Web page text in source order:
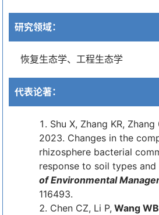
研究领域：
恢复生态学、工程生态学
代表论著：
Shu X, Zhang KR, Zhang
2023. Changes in the
rhizosphere bacterial
response to soil types and
of Environmental
116493.
Chen CZ, Li P, Wang WB